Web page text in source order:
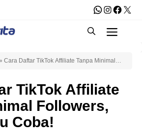
WhatsApp
X
Cara Daftar TikTok Affiliate Tanpa Minimal
TikTok Affiliate
Followers,
Coba!